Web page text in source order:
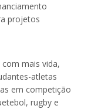
projetos
mais vida,
atletas
em competição
rugby e